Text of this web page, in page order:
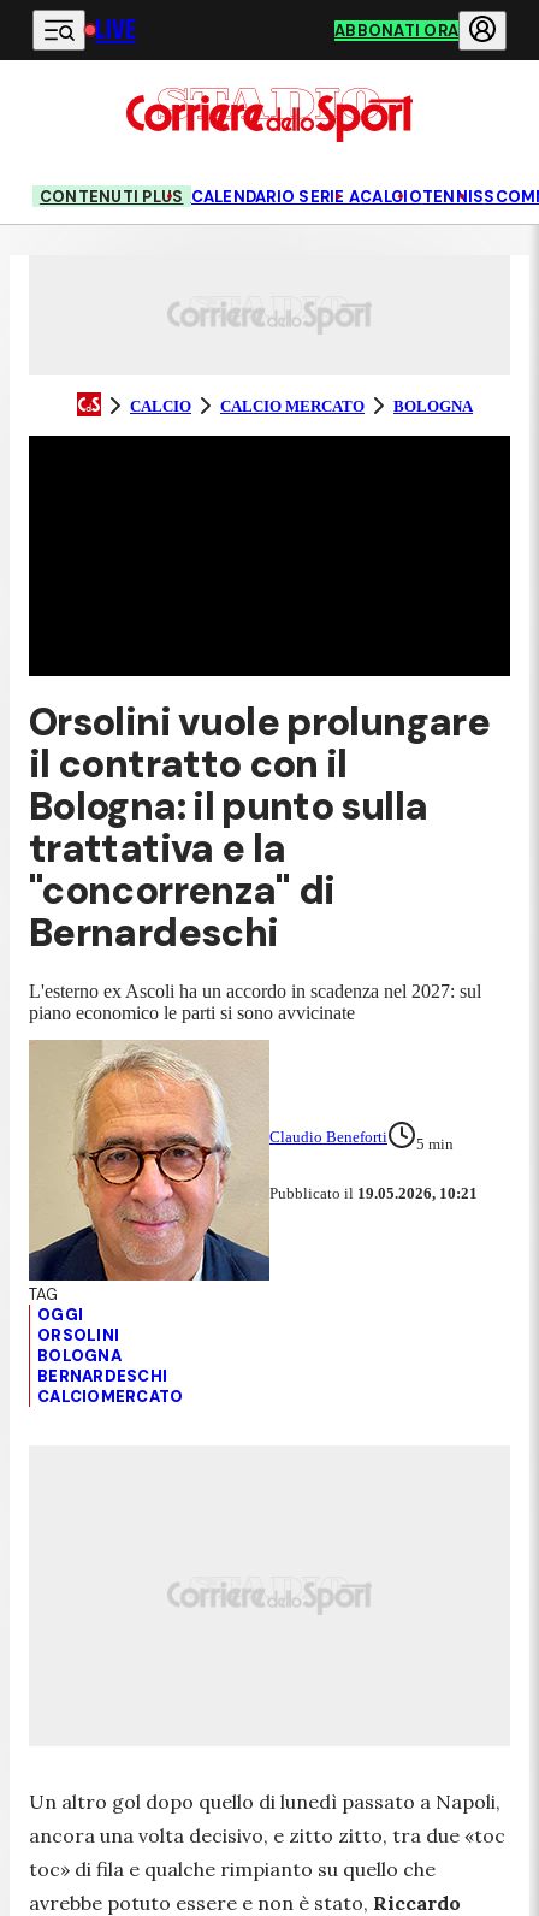
Vai al contenuto principale
LIVE ABBONATI ORA
CONTENUTI PLUS CALENDARIO SERIE ACALCIOTENNIS
CALCIO CALCIO MERCATO BOLOGNA
Orsolini vuole prolungare
il contratto con il
Bologna: il punto sulla
trattativa e la
"concorrenza" di
Bernardeschi
L'esterno ex Ascoli ha un accordo in scadenza nel 2027: sul
piano economico le parti si sono avvicinate
Claudio Beneforti 5 min
Pubblicato il 19.05.2026, 10:21
OGGI
ORSOLINI
BOLOGNA
BERNARDESCHI
CALCIOMERCATO
Un altro gol dopo quello di lunedì passato a Napoli,
ancora una volta decisivo, e zitto zitto, tra due «toc
toc» di fila e qualche rimpianto su quello che
avrebbe potuto essere e non è stato, Riccardo